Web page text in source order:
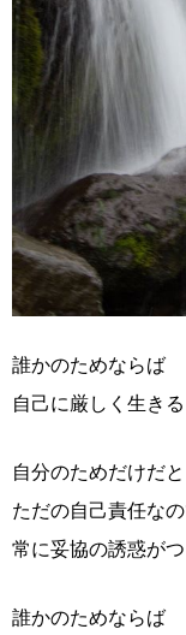
誰かのためならば
自己に厳しく生き
自分のためだけだと
ただの自己責任な
常に妥協の誘惑が
誰かのためならば